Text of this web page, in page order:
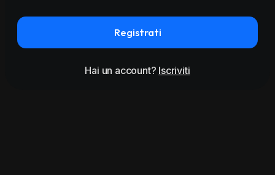
Registrati
Hai un account? Iscriviti